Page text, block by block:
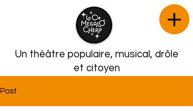
Un théâtre populaire, musical, drôle
et citoyen
Post